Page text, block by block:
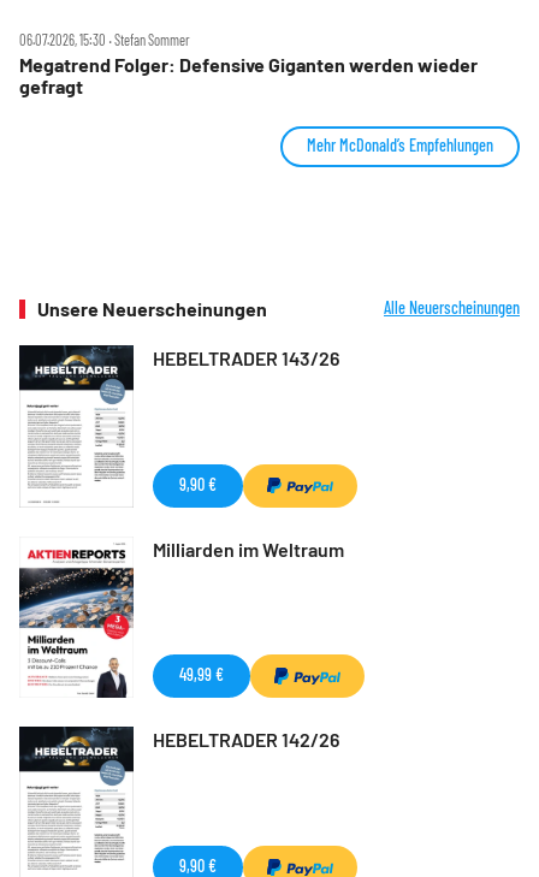
06.07.2026, 15:30 ‧ Stefan Sommer
Megatrend Folger: Defensive Giganten werden wieder
gefragt
Mehr McDonald’s Empfehlungen
Unsere Neuerscheinungen Alle Neuerscheinungen
HEBELTRADER 143/26
9,90 €
Milliarden im Weltraum
49,99 €
HEBELTRADER 142/26
9,90 €